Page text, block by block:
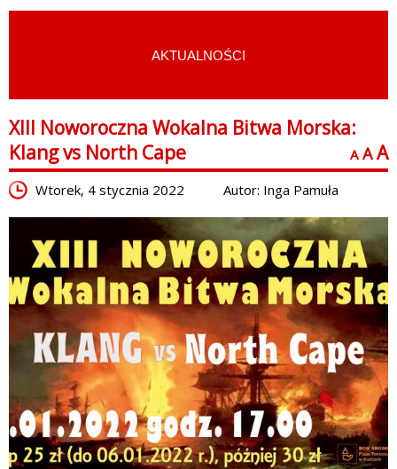
AKTUALNOŚCI
XIII Noworoczna Wokalna Bitwa Morska:
Klang vs North Cape
A A A
Wtorek, 4 stycznia 2022 Autor: Inga Pamuła